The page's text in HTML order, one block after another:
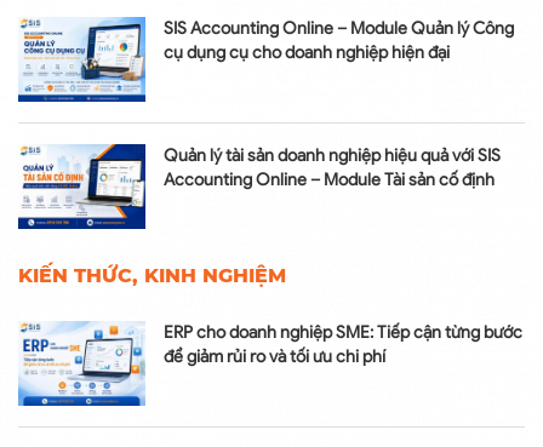
SIS Accounting Online – Module Quản lý Công
cụ dụng cụ cho doanh nghiệp hiện đại
Quản lý tài sản doanh nghiệp hiệu quả với SIS
Accounting Online – Module Tài sản cố định
KIẾN THỨC, KINH NGHIỆM
ERP cho doanh nghiệp SME: Tiếp cận từng bước
để giảm rủi ro và tối ưu chi phí